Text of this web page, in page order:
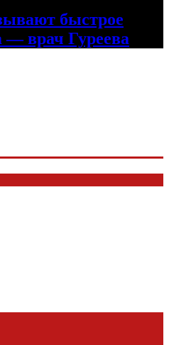
быстрое
— врач Гуреева